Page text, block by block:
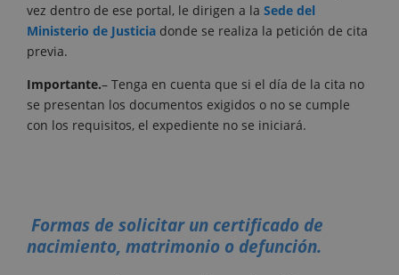
vez dentro de ese portal, le dirigen a la Sede del
Ministerio de Justicia donde se realiza la petición de cita
previa.
Importante.– Tenga en cuenta que si el día de la cita no
se presentan los documentos exigidos o no se cumple
con los requisitos, el expediente no se iniciará.
Formas de solicitar un certificado de
nacimiento, matrimonio o defunción.